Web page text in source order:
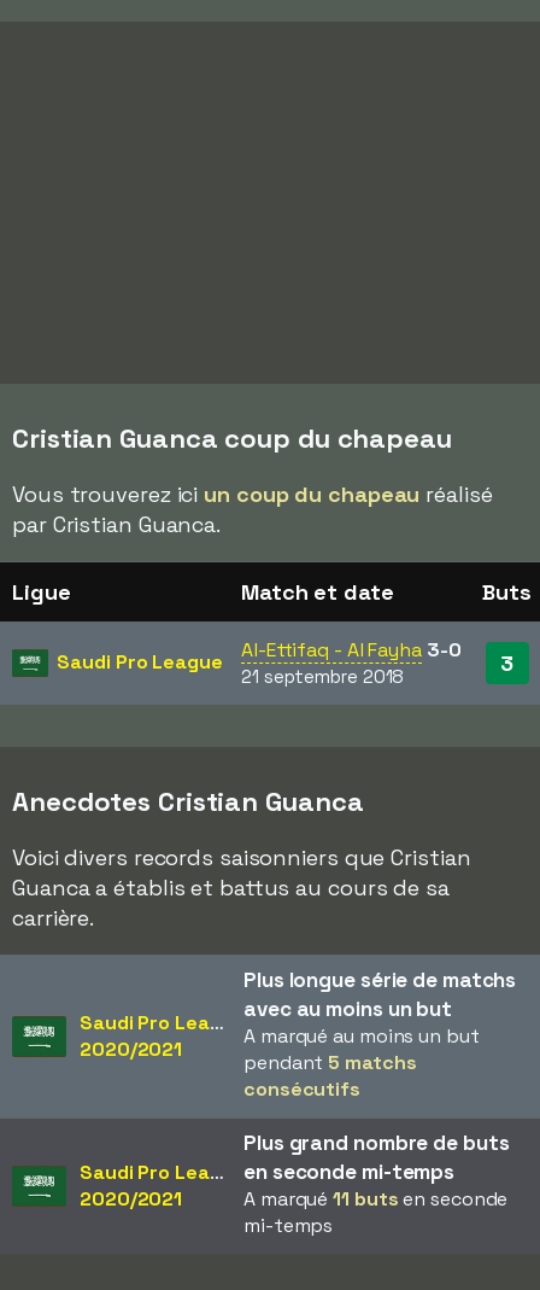
Cristian Guanca coup du chapeau
Vous trouverez ici un coup du chapeau réalisé
par Cristian Guanca.
Ligue Match et date Buts
Saudi Pro League Al-Ettifaq - Al Fayha 3-0
21 septembre 2018 3
Anecdotes Cristian Guanca
Voici divers records saisonniers que Cristian
Guanca a établis et battus au cours de sa
carrière.
Saudi Pro League
2020/2021
Plus longue série de matchs
avec au moins un but
A marqué au moins un but
pendant 5 matchs
consécutifs
Saudi Pro League
2020/2021
Plus grand nombre de buts
en seconde mi-temps
A marqué11 butsen seconde
mi-temps